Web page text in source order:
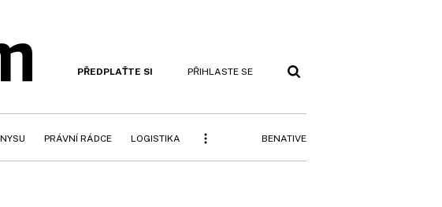
PŘEDPLAŤTE SI PŘIHLASTE SE
PRÁVNÍ RÁDCE LOGISTIKA BENATIVE